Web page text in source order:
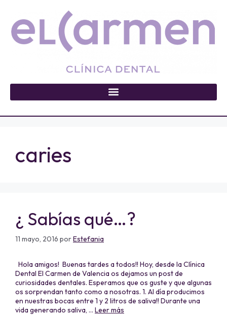
caries
¿ Sabías qué…?
11 mayo, 2016 porEstefania
Hola amigos! Buenas tardes a todos!! Hoy, desde la Clínica
Dental El Carmen de Valencia os dejamos un post de
curiosidades dentales. Esperamos que os guste y que algunas
os sorprendan tanto como a nosotras. 1. Al día producimos
en nuestras bocas entre 1 y 2 litros de saliva!! Durante una
vida generando saliva, … Leer más